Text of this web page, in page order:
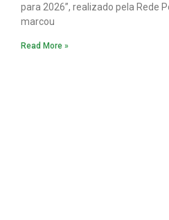
para 2026”, realizado pela Rede
marcou
Read More »